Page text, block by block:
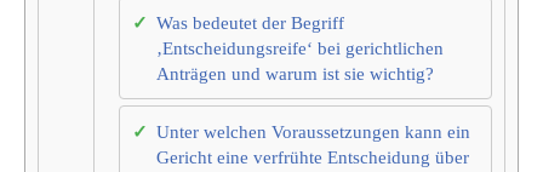
Was bedeutet der Begriff
‚Entscheidungsreife‘ bei gerichtlichen
Anträgen und warum ist sie wichtig?
Unter welchen Voraussetzungen kann ein
Gericht eine verfrühte Entscheidung über